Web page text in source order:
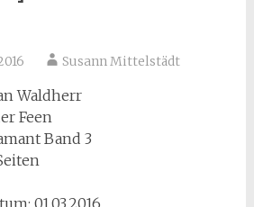
Susann Mittelstädt
Waldherr
Feen
Band 3
01.03.2016